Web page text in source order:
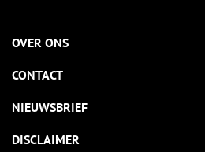
OVER ONS
CONTACT
NIEUWSBRIEF
DISCLAIMER